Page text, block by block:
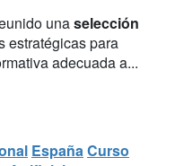
unaselección
estratégicas para
adecuada a...
España Curso